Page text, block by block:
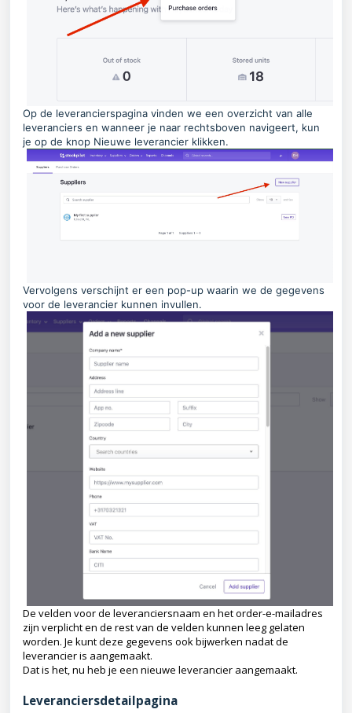
Op de leverancierspagina vinden we een overzicht van alle
leveranciers en wanneer je naar rechtsboven navigeert, kun
je op de knop Nieuwe leverancier klikken.
Vervolgens verschijnt er een pop-up waarin we de gegevens
voor de leverancier kunnen invullen.
De velden voor de leveranciersnaam en het order-e-mailadres
zijn verplicht en de rest van de velden kunnen leeg gelaten
worden. Je kunt deze gegevens ook bijwerken nadat de
leverancier is aangemaakt.
Dat is het, nu heb je een nieuwe leverancier aangemaakt.
Leveranciersdetailpagina